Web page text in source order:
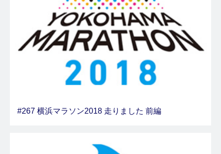
#267 横浜マラソン2018 走りました 前編